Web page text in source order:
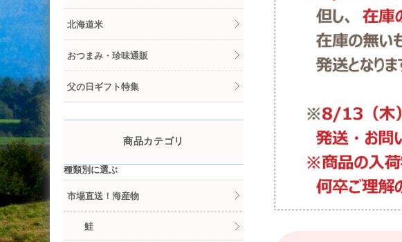
北海道米
おつまみ・珍味通販
父の日ギフト特集
商品カテゴリ
種類別に選ぶ
市場直送！海産物
鮭